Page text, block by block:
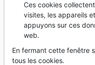
Bible Nouvelle
couverture
Version :Nouvelle
Ces cookies
visites, les appareils
appuyons sur ces
web.
En fermant cette fenêtre
tous les cookies.